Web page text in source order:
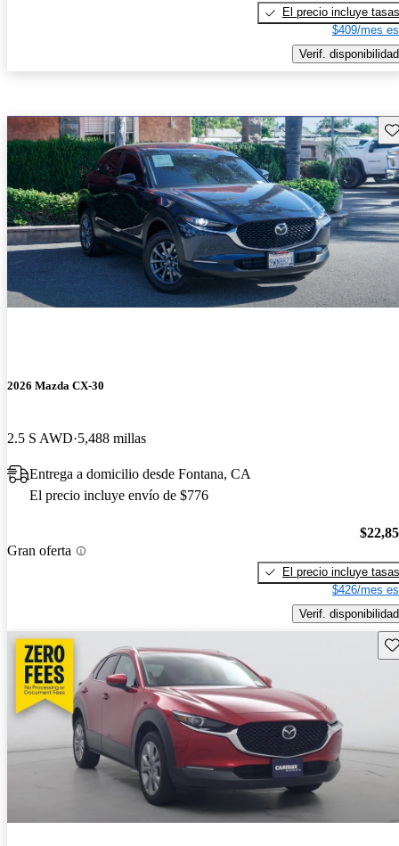
El precio incluye tasas
$409/mes
Verif. disponibilidad
2026 Mazda CX-30
2.5 S AWD 5,488 millas
Entrega a domicilio desde Fontana, CA
El precio incluye envío de $776
Gran oferta
El precio incluye tasas
$426/mes
Verif. disponibilidad